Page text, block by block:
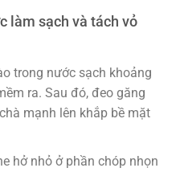
làm sạch và tách vỏ
trong nước sạch khoảng
ra. Sau đó, đeo găng
mạnh lên khắp bề mặt
hở nhỏ ở phần chóp nhọn